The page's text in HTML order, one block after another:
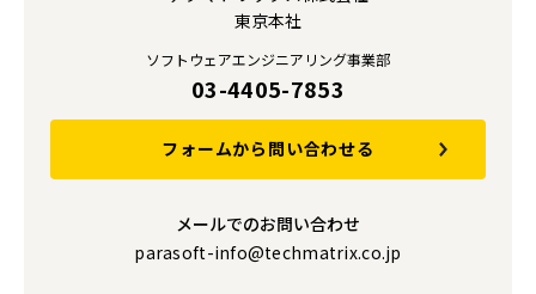
東京本社
ソフトウェアエンジニアリング事業部
03-4405-7853
フォームから問い合わせる
メールでのお問い合わせ
parasoft-info@techmatrix.co.jp